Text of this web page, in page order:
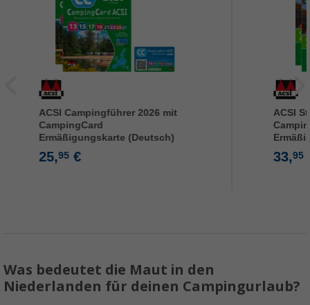
ACSI Campingführer 2026 mit
CampingCard
Ermäßigungskarte (Deutsch)
25,95 €
ACSI
33,95
Was bedeutet die Maut in den
Niederlanden für deinen Campingurlaub?